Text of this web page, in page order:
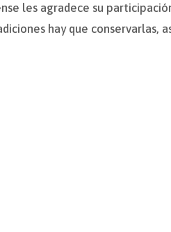
les agradece su
hay que conservarlas,